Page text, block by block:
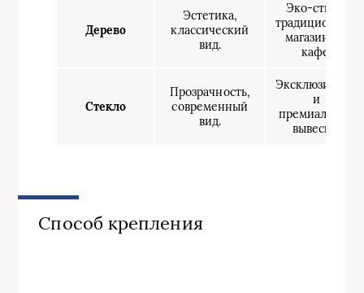
Дерево
Эстетика,
классический
вид.
Эко-стиль,
традиционные
магазины и
кафе.
Стекло
Прозрачность,
современный
вид.
Эксклюзивные
и
премиальные
вывески.
Способ крепления